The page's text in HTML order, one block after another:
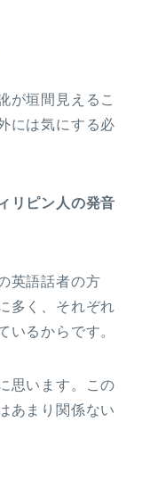
が垣間見えるこ
には気にする必
リピン人の発音
英語話者の方
多く、それぞれ
いるからです。
思います。この
あまり関係ない